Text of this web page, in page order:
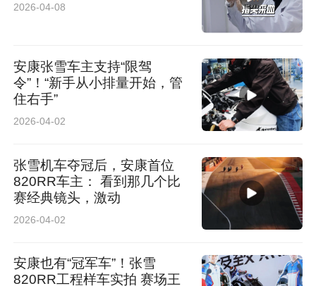
2026-04-08
安康张雪车主支持“限驾
令”！“新手从小排量开始，管
住右手”
2026-04-02
张雪机车夺冠后，安康首位
820RR车主： 看到那几个比
赛经典镜头，激动
2026-04-02
安康也有“冠军车”！张雪
820RR工程样车实拍 赛场王